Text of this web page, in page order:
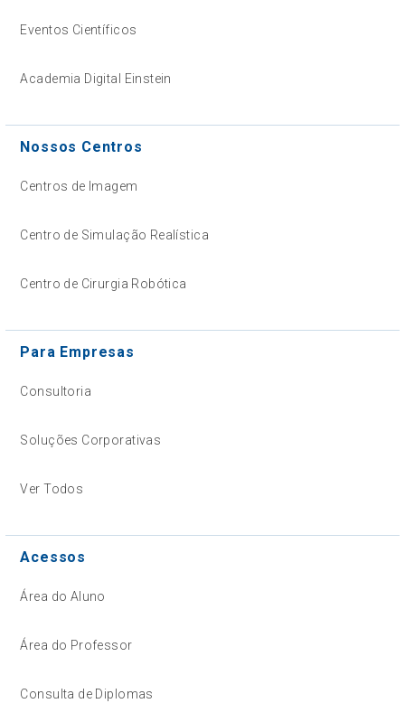
Eventos Científicos
Academia Digital Einstein
Nossos Centros
Centros de Imagem
Centro de Simulação Realística
Centro de Cirurgia Robótica
Para Empresas
Consultoria
Soluções Corporativas
Ver Todos
Acessos
Área do Aluno
Área do Professor
Consulta de Diplomas